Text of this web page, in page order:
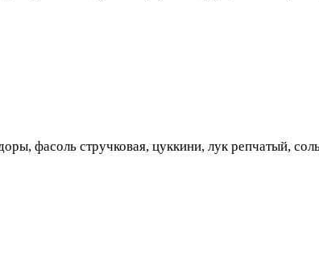
фасоль стручковая, цуккини, лук репчатый,